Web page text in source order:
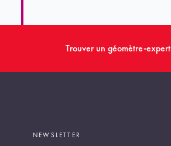
Trouver un géomètre-expert
NEWSLETTER